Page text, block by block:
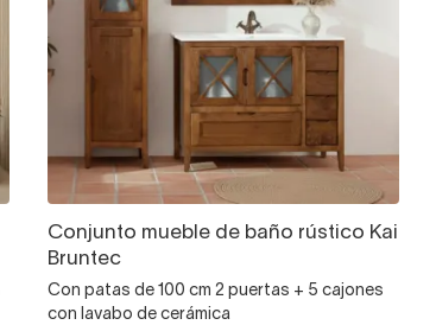
Conjunto mueble de baño rústico Kai
Bruntec
Con patas de 100 cm 2 puertas + 5 cajones
con lavabo de cerámica